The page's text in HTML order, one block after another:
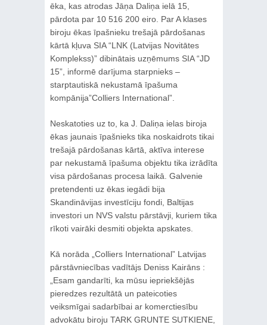
ēka, kas atrodas Jāņa Daliņa ielā 15,
pārdota par 10 516 200 eiro. Par A klases
biroju ēkas īpašnieku trešajā pārdošanas
kārtā kļuva SIA “LNK (Latvijas Novitātes
Komplekss)” dibinātais uzņēmums SIA “JD
15”, informē darījuma starpnieks –
starptautiskā nekustamā īpašuma
kompānija”Colliers International”.
Neskatoties uz to, ka J. Daliņa ielas biroja
ēkas jaunais īpašnieks tika noskaidrots tikai
trešajā pārdošanas kārtā, aktīva interese
par nekustamā īpašuma objektu tika izrādīta
visa pārdošanas procesa laikā. Galvenie
pretendenti uz ēkas iegādi bija
Skandināvijas investīciju fondi, Baltijas
investori un NVS valstu pārstāvji, kuriem tika
rīkoti vairāki desmiti objekta apskates.
Kā norāda „Colliers International” Latvijas
pārstāvniecības vadītājs Deniss Kairāns :
„Esam gandarīti, ka mūsu iepriekšējās
pieredzes rezultātā un pateicoties
veiksmīgai sadarbībai ar komerctiesību
advokātu biroju TARK GRUNTE SUTKIENE,